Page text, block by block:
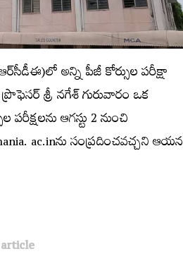
అన్ని పీజీ కోర్సుల పరీక్షా
శ్రీ నగేశ్‌ గురువారం ఒక
ఆగస్టు 2 నుంచి
ac.inను సంప్రదించవచ్చని ఆయన